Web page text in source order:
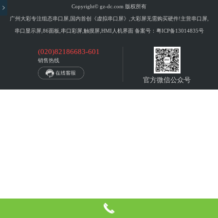
Copyright© gz-dc.com 版权所有
广州大彩专注组态串口屏,国内首创《虚拟串口屏》,大彩屏无需购买硬件!主营串口屏,
串口显示屏,86面板,串口彩屏,触摸屏,HMI人机界面 备案号： 粤ICP备13014835号
(020)82186683-601
销售热线
官方微信公众号